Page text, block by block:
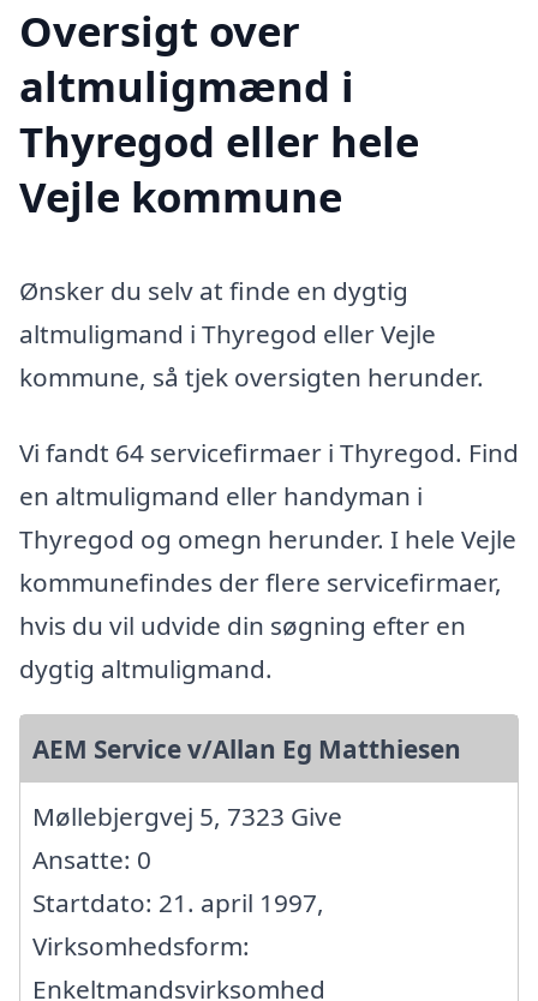
Oversigt over
altmuligmænd i
Thyregod eller hele
Vejle kommune
Ønsker du selv at finde en dygtig
altmuligmand i Thyregod eller Vejle
kommune, så tjek oversigten herunder.
Vi fandt 64 servicefirmaer i Thyregod. Find
en altmuligmand eller handyman i
Thyregod og omegn herunder. I hele Vejle
kommunefindes der flere servicefirmaer,
hvis du vil udvide din søgning efter en
dygtig altmuligmand.
AEM Service v/Allan Eg Matthiesen
Møllebjergvej 5, 7323 Give
Ansatte: 0
Startdato: 21. april 1997,
Virksomhedsform:
Enkeltmandsvirksomhed